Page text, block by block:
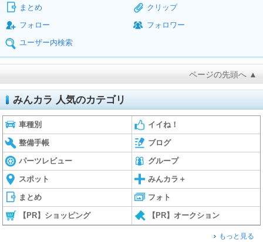
まとめ
クリップ
フォロー
フォロワー
ユーザー内検索
ページの先頭へ ▲
みんカラ 人気のカテゴリ
車種別 イイね！
整備手帳 ブログ
パーツレビュー グループ
スポット みんカラ＋
まとめ フォト
【PR】ショッピング 【PR】オークション
もっと見る